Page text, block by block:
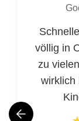
völlig in
zu
wirklich